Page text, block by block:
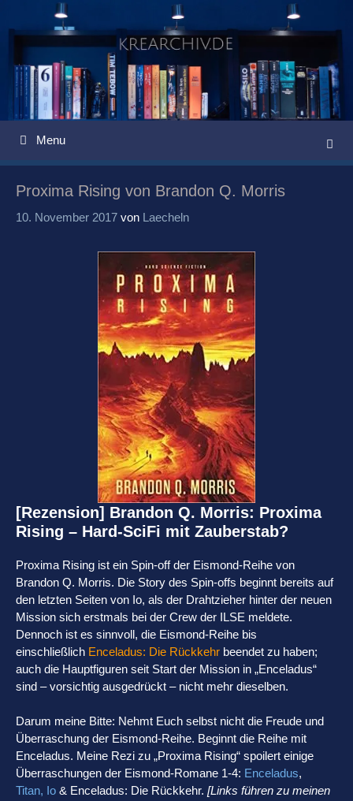
Menu
Proxima Rising von Brandon Q. Morris
10. November 2017 von Laecheln
[Rezension] Brandon Q. Morris: Proxima
Rising – Hard-SciFi mit Zauberstab?
Proxima Rising ist ein Spin-off der Eismond-Reihe von
Brandon Q. Morris. Die Story des Spin-offs beginnt bereits auf
den letzten Seiten von Io, als der Drahtzieher hinter der neuen
Mission sich erstmals bei der Crew der ILSE meldete.
Dennoch ist es sinnvoll, die Eismond-Reihe bis
einschließlich Enceladus: Die Rückkehr beendet zu haben;
auch die Hauptfiguren seit Start der Mission in „Enceladus“
sind – vorsichtig ausgedrückt – nicht mehr dieselben.
Darum meine Bitte: Nehmt Euch selbst nicht die Freude und
Überraschung der Eismond-Reihe. Beginnt die Reihe mit
Enceladus. Meine Rezi zu „Proxima Rising“ spoilert einige
Überraschungen der Eismond-Romane 1-4: Enceladus,
Titan, Io & Enceladus: Die Rückkehr. [Links führen zu meinen